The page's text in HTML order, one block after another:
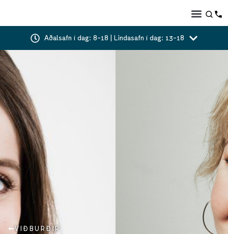
Aðalsafn í dag: 8-18 | Lindasafn í dag: 13-18
VIÐBURÐIR